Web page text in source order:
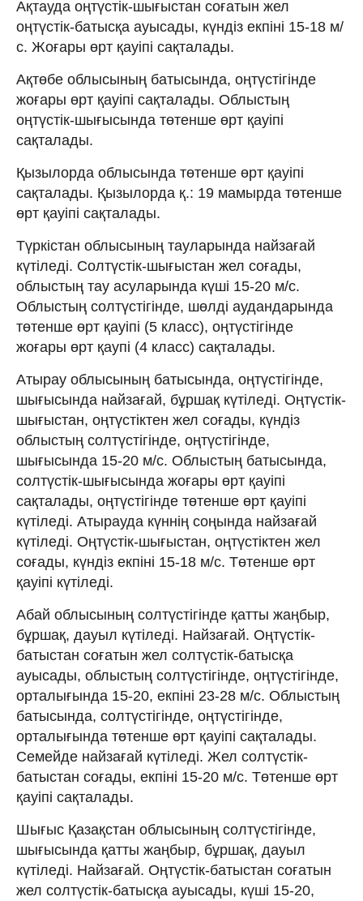
Ақтауда оңтүстік-шығыстан соғатын жел
оңтүстік-батысқа ауысады, күндіз екпіні 15-18 м/
с. Жоғары өрт қауіпі сақталады.
Ақтөбе облысының батысында, оңтүстігінде
жоғары өрт қауіпі сақталады. Облыстың
оңтүстік-шығысында төтенше өрт қауіпі
сақталады.
Қызылорда облысында төтенше өрт қауіпі
сақталады. Қызылорда қ.: 19 мамырда төтенше
өрт қауіпі сақталады.
Түркістан облысының тауларында найзағай
күтіледі. Солтүстік-шығыстан жел соғады,
облыстың тау асуларында күші 15-20 м/с.
Облыстың солтүстігінде, шөлді аудандарында
төтенше өрт қауіпі (5 класс), оңтүстігінде
жоғары өрт қаупі (4 класс) сақталады.
Атырау облысының батысында, оңтүстігінде,
шығысында найзағай, бұршақ күтіледі. Оңтүстік-
шығыстан, оңтүстіктен жел соғады, күндіз
облыстың солтүстігінде, оңтүстігінде,
шығысында 15-20 м/с. Облыстың батысында,
солтүстік-шығысында жоғары өрт қауіпі
сақталады, оңтүстігінде төтенше өрт қауіпі
күтіледі. Атырауда күннің соңында найзағай
күтіледі. Оңтүстік-шығыстан, оңтүстіктен жел
соғады, күндіз екпіні 15-18 м/с. Төтенше өрт
қауіпі күтіледі.
Абай облысының солтүстігінде қатты жаңбыр,
бұршақ, дауыл күтіледі. Найзағай. Оңтүстік-
батыстан соғатын жел солтүстік-батысқа
ауысады, облыстың солтүстігінде, оңтүстігінде,
орталығында 15-20, екпіні 23-28 м/с. Облыстың
батысында, солтүстігінде, оңтүстігінде,
орталығында төтенше өрт қауіпі сақталады.
Семейде найзағай күтіледі. Жел солтүстік-
батыстан соғады, екпіні 15-20 м/с. Төтенше өрт
қауіпі сақталады.
Шығыс Қазақстан облысының солтүстігінде,
шығысында қатты жаңбыр, бұршақ, дауыл
күтіледі. Найзағай. Оңтүстік-батыстан соғатын
жел солтүстік-батысқа ауысады, күші 15-20,